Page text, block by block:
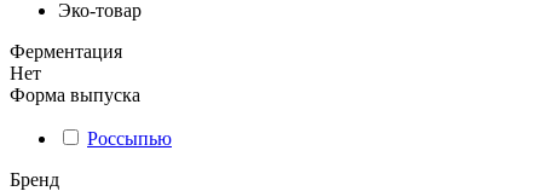
Эко-товар
Ферментация
Нет
Форма выпуска
Россыпью
Бренд